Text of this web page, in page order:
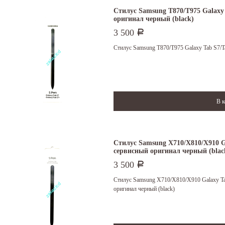
Стилус Samsung T870/T975
оригинал черный (black)
3 500 Р
Стилус Samsung T870/T975 Galaxy Tab S7/
Стилус Samsung X710/X810/X910
сервисный оригинал черный
3 500 Р
Стилус Samsung X710/X810/X910 Galaxy
оригинал черный (black)